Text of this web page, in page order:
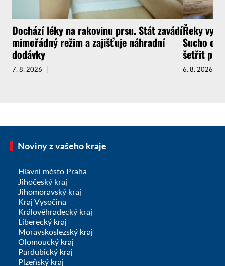
Dochází léky na rakovinu prsu. Stát zavádí
mimořádný režim a zajišťuje náhradní
dodávky
7. 8. 2026
Řeky
Sucho
šetřit
6. 8. 2026
Noviny z vašeho kraje
Hlavní město Praha
Jihočeský kraj
Jihomoravský kraj
Kraj Vysočina
Královéhradecký kraj
Liberecký kraj
Moravskoslezský kraj
Olomoucký kraj
Pardubický kraj
Plzeňský kraj